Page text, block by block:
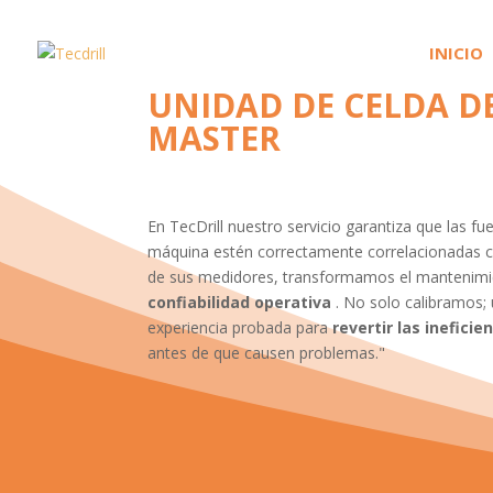
INICIO
UNIDAD DE CELDA
MASTER
En TecDrill nuestro servicio garantiza que las
máquina estén correctamente correlacionadas
de sus medidores, transformamos el
confiabilidad operativa . No solo
experiencia probada pararevertir las
antes de que causen problemas."